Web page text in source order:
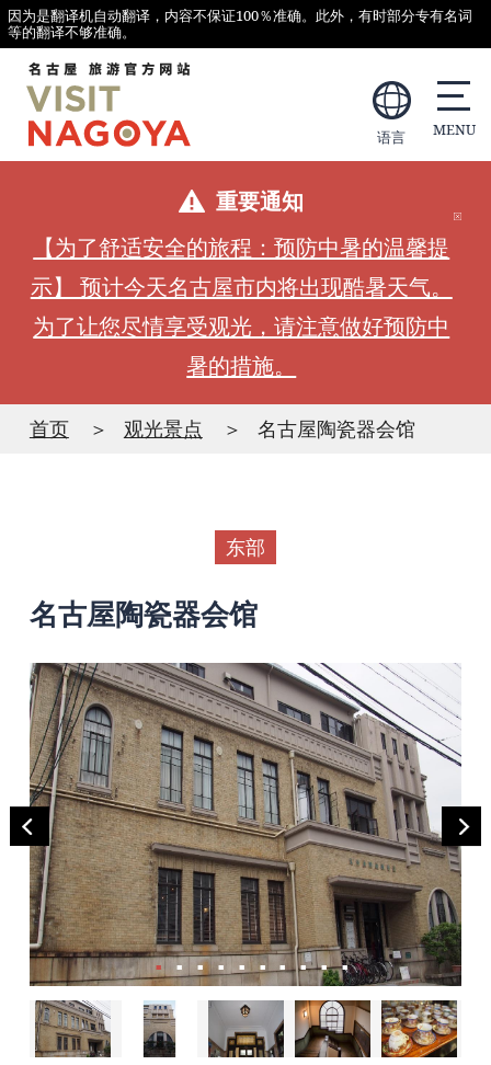
因为是翻译机自动翻译，内容不保证100％准确。此外，有时部分专有名词
等的翻译不够准确。
语言
重要通知
【为了舒适安全的旅程：预防中暑的温馨提
示】 预计今天名古屋市内将出现酷暑天气。
为了让您尽情享受观光，请注意做好预防中
暑的措施。
首页 观光景点 名古屋陶瓷器会馆
东部
名古屋陶瓷器会馆